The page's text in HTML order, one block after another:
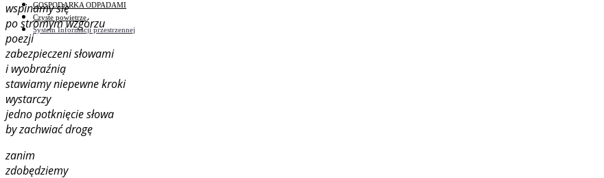
GOSPODARKA ODPADAMI
Czyste powietrze
System Informacji przestrzennej
wspinamy się
po stromym wzgórzu
poezji
zabezpieczeni słowami
i wyobraźnią
stawiamy niepewne kroki
wystarczy
jedno potknięcie słowa
by zachwiać drogę
zanim
zdobędziemy